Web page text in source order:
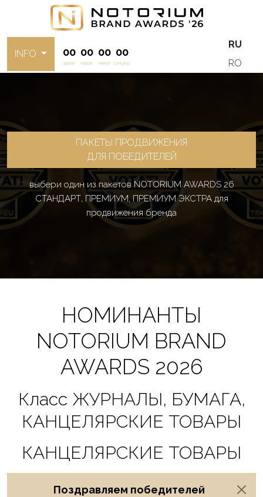
INFO 00
дней
00
часов
00
минут
00
секунд
RU
RO
ПАКЕТЫ ПРОДВИЖЕНИЯ
ДЛЯ ПОБЕДИТЕЛЕЙ
выбери один из пакетов NOTORIUM AWARDS 26
СТАНДАРТ, ПРЕМИУМ, ПРЕМИУМ ЭКСТРА для
продвижения бренда
НОМИНАНТЫ
NOTORIUM BRAND
AWARDS 2026
Класс ЖУРНАЛЫ, БУМАГА,
КАНЦЕЛЯРСКИЕ ТОВАРЫ
КАНЦЕЛЯРСКИЕ ТОВАРЫ
Поздравляем победителей